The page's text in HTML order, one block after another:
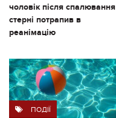
чоловік після спалювання
стерні потрапив в
реанімацію
ПОДІЇ